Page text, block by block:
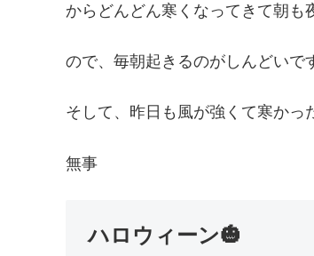
からどんどん寒くなってきて朝も
ので、毎朝起きるのがしんどいで
そして、昨日も風が強くて寒かっ
無事
ハロウィーン🎃